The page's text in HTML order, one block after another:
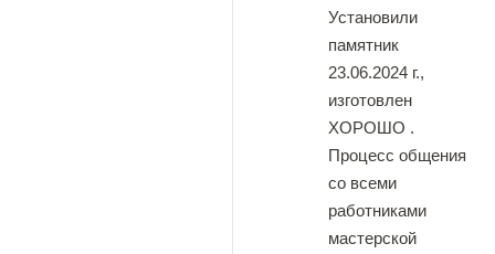
Установили
памятник
23.06.2024 г.,
изготовлен
ХОРОШО .
Процесс общения
со всеми
работниками
мастерской